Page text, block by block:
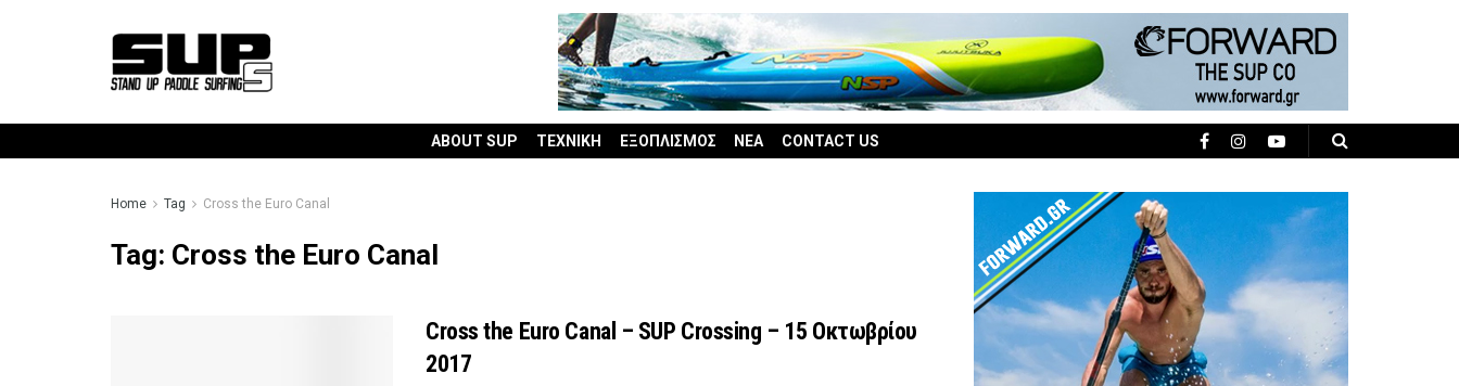
ABOUT SUP ΤΕΧΝΙΚΗ ΕΞΟΠΛΙΣΜΟΣ ΝΕΑ CONTACT US
Home Tag Cross the Euro Canal
Tag: Cross the Euro Canal
Cross the Euro Canal – SUP Crossing – 15 Οκτωβρίου
2017